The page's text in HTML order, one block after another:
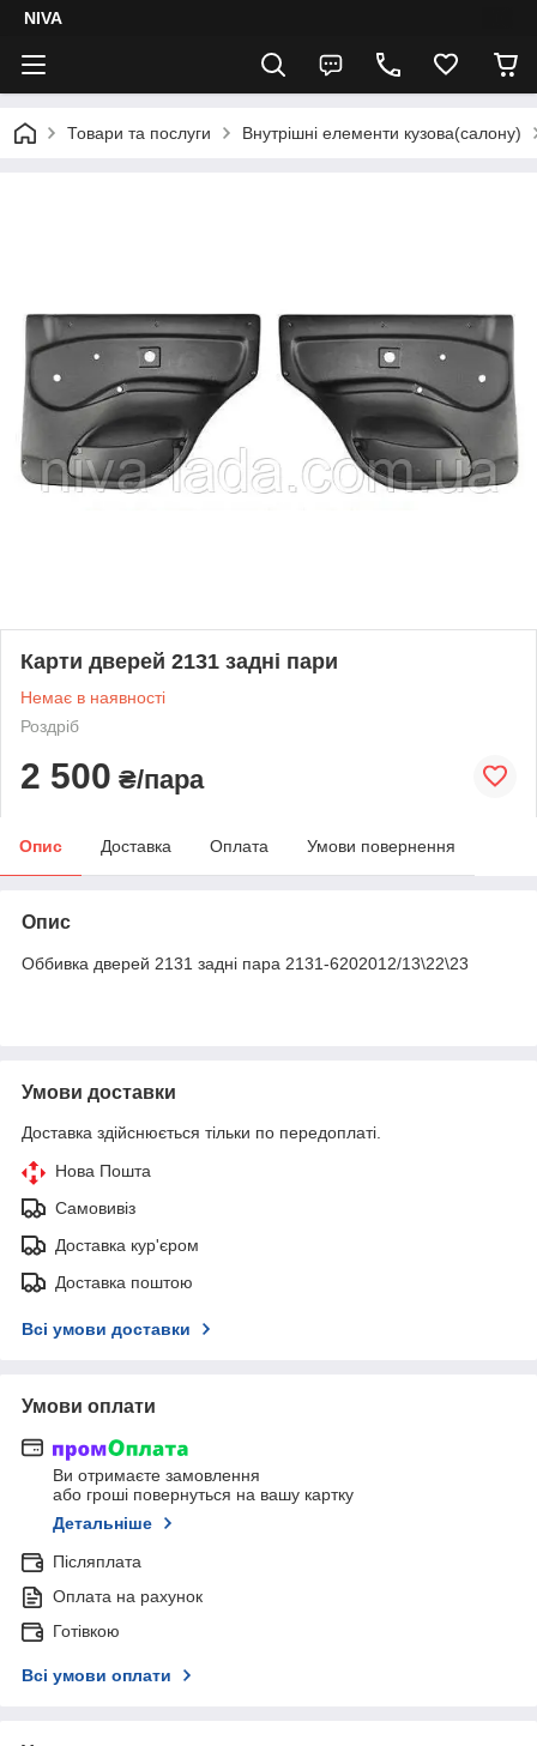
NIVA
Товари та послуги Внутрішні елементи кузова(салону)
Карти дверей 2131 задні пари
Немає в наявності
Роздріб
2 500 ₴/пара
Опис Доставка Оплата Умови повернення
Опис
Оббивка дверей 2131 задні пара 2131-6202012/13\22\23
Умови доставки
Доставка здійснюється тільки по передоплаті.
Нова Пошта
Самовивіз
Доставка кур'єром
Доставка поштою
Всі умови доставки
Умови оплати
Ви отримаєте замовлення
або гроші повернуться на вашу картку
Детальніше
Післяплата
Оплата на рахунок
Готівкою
Всі умови оплати